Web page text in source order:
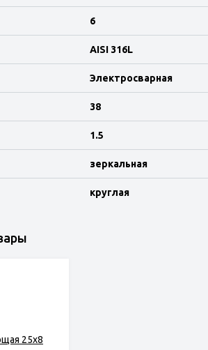
6
AISI 316L
Электросварная
38
1.5
зеркальная
круглая